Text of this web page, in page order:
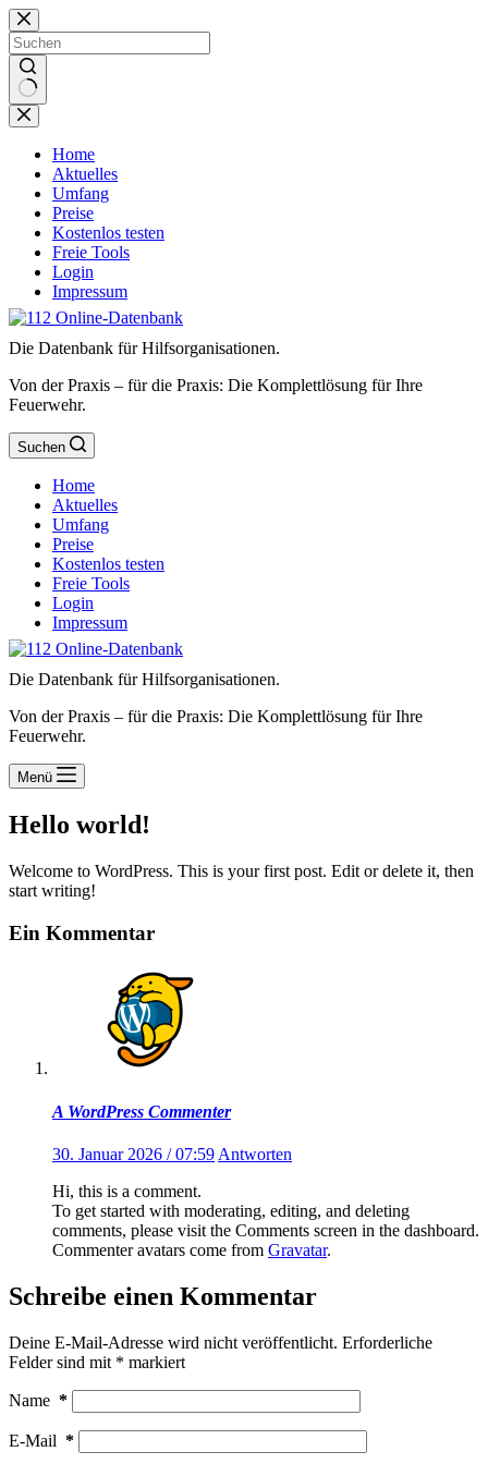
Zum
Inhalt
springen
Keine
Ergebnisse
Home
Aktuelles
Umfang
Preise
Kostenlos testen
Freie Tools
Login
Impressum
Die Datenbank für Hilfsorganisationen.
Von der Praxis – für die Praxis: Die Komplettlösung für Ihre
Feuerwehr.
Suchen
Home
Aktuelles
Umfang
Preise
Kostenlos testen
Freie Tools
Login
Impressum
Die Datenbank für Hilfsorganisationen.
Von der Praxis – für die Praxis: Die Komplettlösung für Ihre
Feuerwehr.
Menü
Hello world!
Welcome to WordPress. This is your first post. Edit or delete it, then
start writing!
Ein Kommentar
A WordPress Commenter
30. Januar 2026 / 07:59 Antworten
Hi, this is a comment.
To get started with moderating, editing, and deleting
comments, please visit the Comments screen in the dashboard.
Commenter avatars come from Gravatar.
Schreibe einen Kommentar
Deine E-Mail-Adresse wird nicht veröffentlicht. Erforderliche
Felder sind mit * markiert
Name *
E-Mail *